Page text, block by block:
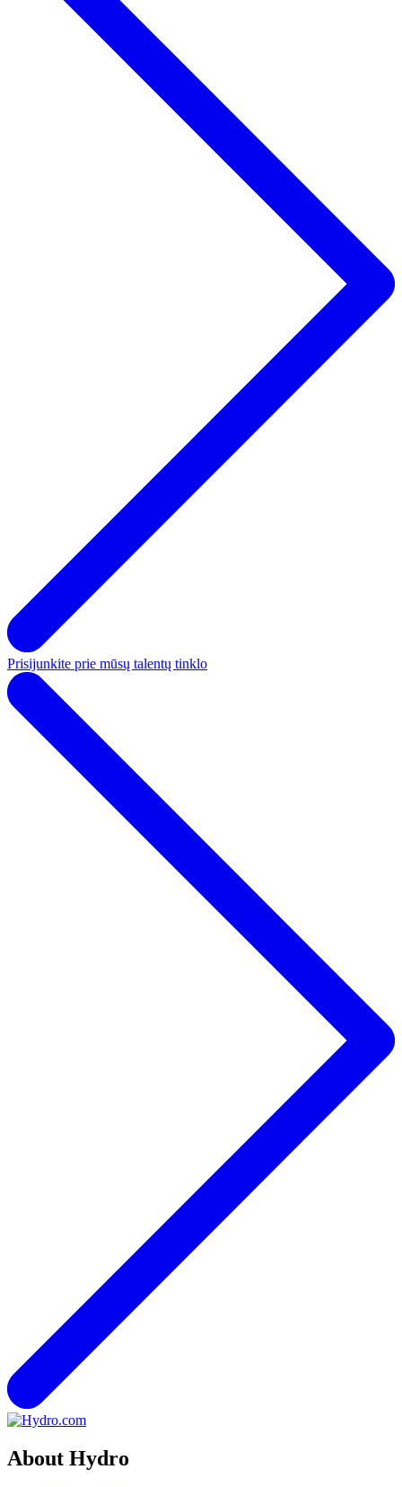
Prisijunkite prie mūsų talentų tinklo
About Hydro